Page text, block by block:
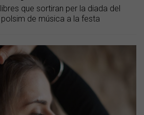
que sortiran per la diada del
polsim de música a la festa